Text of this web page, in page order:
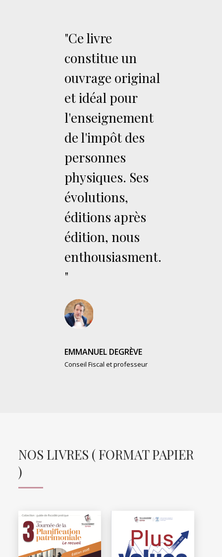
"Ce livre
constitue un
ouvrage original
et idéal pour
l'enseignement
de l'impôt des
personnes
physiques. Ses
évolutions,
éditions après
édition, nous
enthousiasment.
"
EMMANUEL DEGRÈVE
Conseil Fiscal et professeur
NOS LIVRES ( FORMAT PAPIER
)